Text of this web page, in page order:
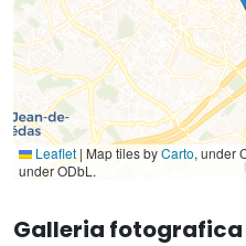
Leaflet | Map tiles byCarto, under
under ODbL.
Galleria fotografica